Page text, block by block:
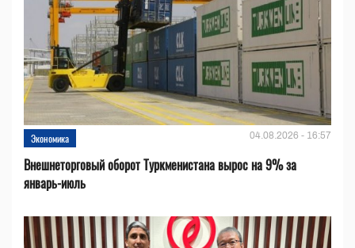
Экономика 04.08.2026 - 16:57
Внешнеторговый оборот Туркменистана вырос на 9% за
январь-июль